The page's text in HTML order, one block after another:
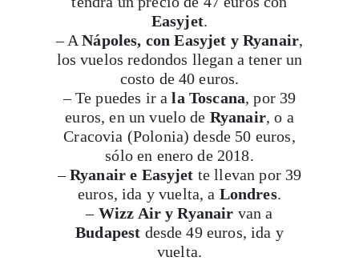
Easyjet.
– ANápoles, con Easyjet y Ryanair,
los vuelos redondos llegan a tener un
costo de 40 euros.
– Te puedes ir ala Toscana, por 39
euros, en un vuelo de Ryanair, o a
Cracovia (Polonia) desde 50 euros,
sólo en enero de 2018.
–Ryanair e Easyjet te llevan por 39
euros, ida y vuelta, a Londres.
– Wizz Air y Ryanair van a
Budapest desde 49 euros, ida y
vuelta.